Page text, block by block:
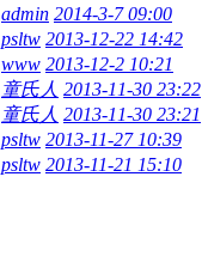
admin 2014-3-7 09:00
psltw 2013-12-22 14:42
www 2013-12-2 10:21
童氏人 2013-11-30 23:22
童氏人 2013-11-30 23:21
psltw 2013-11-27 10:39
psltw 2013-11-21 15:10